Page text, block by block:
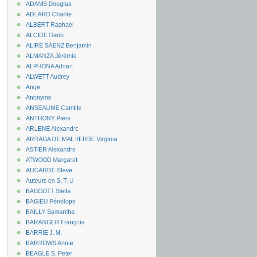
ADAMS Douglas
ADLARD Charlie
ALBERT Raphaël
ALCIDE Dario
ALIRE SÁENZ Benjamin
ALMANZA Jérémie
ALPHONA Adrian
ALWETT Audrey
Ange
Anonyme
ANSEAUME Camille
ANTHONY Piers
ARLENE Alexandre
ARRAGA DE MALHERBE Virginia
ASTIER Alexandre
ATWOOD Margaret
AUGARDE Steve
Auteurs en S, T, U
BAGGOTT Stella
BAGIEU Pénélope
BAILLY Samantha
BARANGER François
BARRIE J. M.
BARROWS Annie
BEAGLE S. Peter